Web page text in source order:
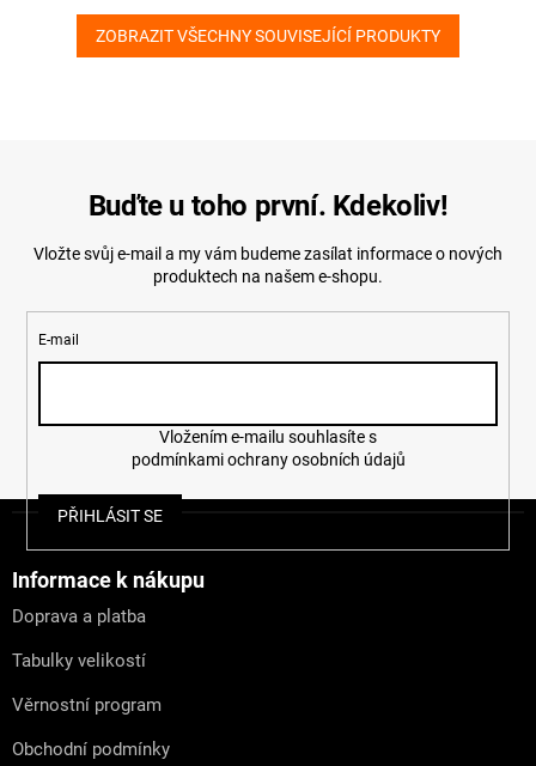
ZOBRAZIT VŠECHNY SOUVISEJÍCÍ PRODUKTY
Buďte u toho první. Kdekoliv!
Vložte svůj e-mail a my vám budeme zasílat informace o nových
produktech na našem e-shopu.
E-mail
podmínkami ochrany osobních údajů
PŘIHLÁSIT SE
Informace k nákupu
Doprava a platba
Tabulky velikostí
Věrnostní program
Obchodní podmínky